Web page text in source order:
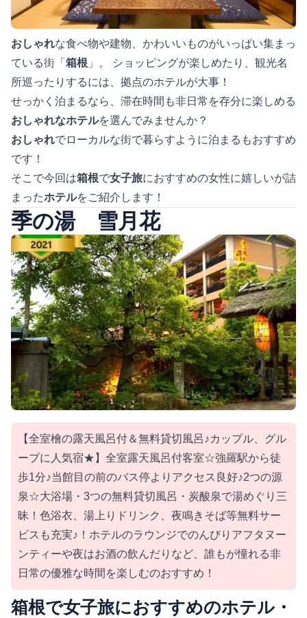
おしゃれな食べ物や建物、かわいいものがいっぱい集まっ
ている街「 箱根 」。 ショッピングが楽しめたり、観光名
所巡ったりするには、拠点のホテルが大事！
せっかく泊まるなら、滞在時間も非日常を存分に楽しめる
おしゃれなホテルを選んでみませんか？
おしゃれでローカルな街で暮らすように泊まるもおすすめ
です！
そこで今回は箱根で女子旅におすすめの女性に嬉しいが詰
まったホテルをご紹介します！
季の湯 雪月花
【全室檜の露天風呂付＆無料貸切風呂♪カップル、グル
ープに人気宿★】全室露天風呂付客室☆強羅駅から徒
歩1分♪当館目の前のバス停よりアクセス良好♪2つの源
泉☆大浴場・3つの無料貸切風呂・炭酸泉で湯めぐり三
昧！色浴衣、湯上りドリンク、夜鳴きそば等無料サー
ビスも充実♪！ホテルのラウンジでのんびりアフタヌー
ンティーや夜はお酒の飲んだりなど、誰もが憧れる非
日常の優雅な時間を楽しむのおすすめ！
箱根で女子旅におすすめのホテル・